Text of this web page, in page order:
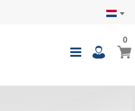
Toggle
00